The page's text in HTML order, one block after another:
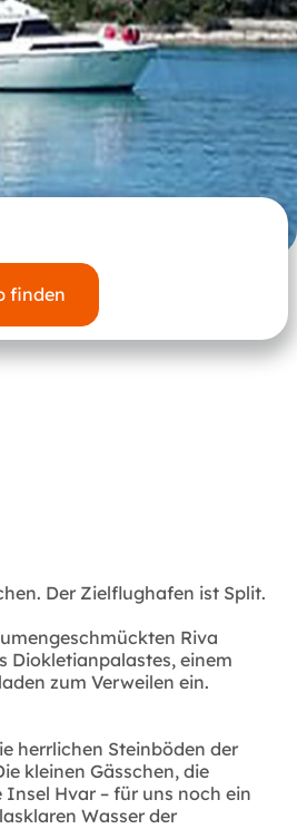
finden
Der Zielflughafen ist Split.
Riva
Diokletianpalastes, einem
zum Verweilen ein.
herrlichen Steinböden der
kleinen Gässchen, die
Hvar – für uns noch ein
Wasser der